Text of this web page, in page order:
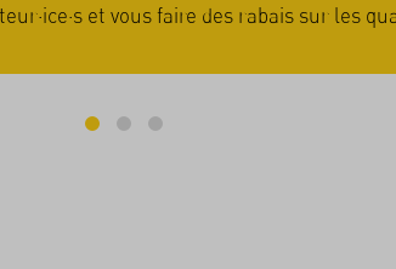
fruits et légumes sont alors pleins de